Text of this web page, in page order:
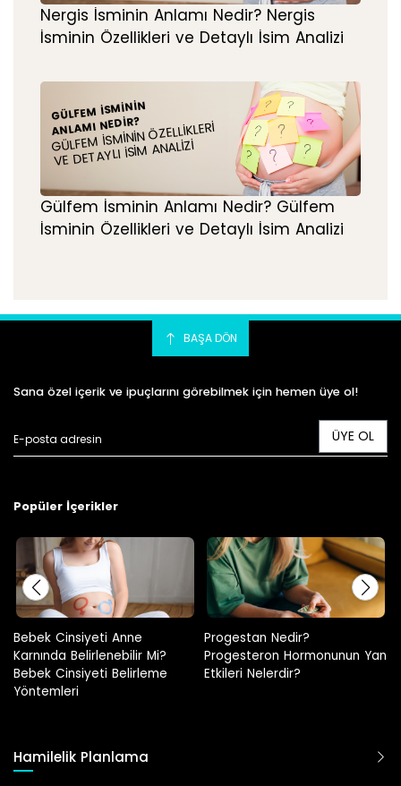
Nergis İsminin Anlamı Nedir? Nergis
İsminin Özellikleri ve Detaylı İsim Analizi
GÜLFEM İSMININ
ANLAMI NEDIR?
GÜLFEM İSMININ ÖZELLIKLERI
VE DETAYLI İSIM ANALIZI
Gülfem İsminin Anlamı Nedir? Gülfem
İsminin Özellikleri ve Detaylı İsim Analizi
BAŞA DÖN
Sana özel içerik ve ipuçlarını görebilmek için hemen üye ol!
ÜYE OL
Popüler İçerikler
Mi?
Progestan Nedir?
Progesteron Hormonunun Yan
Etkileri Nelerdir?
Hamilelikte Adet
Hamilelik Planlama